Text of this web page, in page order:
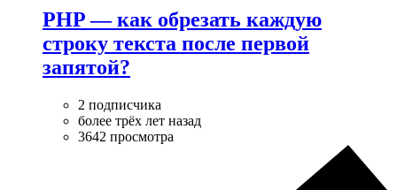
PHP — как обрезать каждую
строку текста после первой
запятой?
2 подписчика
более трёх лет назад
3642 просмотра